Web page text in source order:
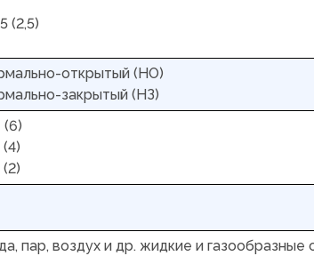
(2,5)
открытый (НО)
закрытый (НЗ)
(6)
пар, воздух и др. жидкие и газообразные